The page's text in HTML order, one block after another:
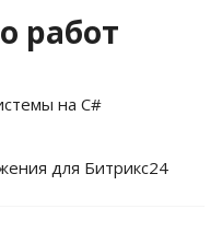
работ
на C#
для Битрикс24